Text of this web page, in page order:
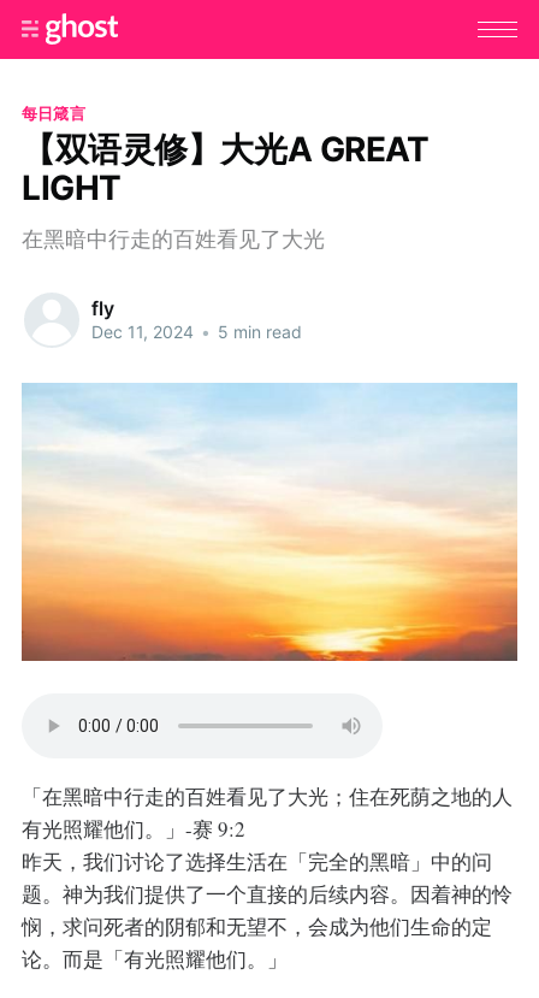
每日箴言
【双语灵修】大光A GREAT
LIGHT
在黑暗中行走的百姓看见了大光
fly
Dec 11, 2024 • 5 min read
「在黑暗中行走的百姓看见了大光；住在死荫之地的人
有光照耀他们。」-赛 9:2
昨天，我们讨论了选择生活在「完全的黑暗」中的问
题。神为我们提供了一个直接的后续内容。因着神的怜
悯，求问死者的阴郁和无望不，会成为他们生命的定
论。而是「有光照耀他们。」